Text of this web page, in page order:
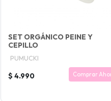
SET ORGÁNICO PEINE Y
CEPILLO
PUMUCKI
$ 4.990 Comprar